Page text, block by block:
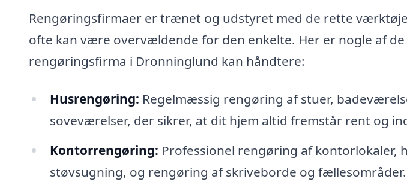
Rengøringsfirmaer er trænet og udstyret med de rette
ofte kan være overvældende for den enkelte. Her er nogle af
rengøringsfirma i Dronninglund kan håndtere:
Husrengøring: Regelmæssig rengøring af stuer,
soveværelser, der sikrer, at dit hjem altid fremstår rent og
Kontorrengøring: Professionel rengøring af kontorlokaler,
støvsugning, og rengøring af skriveborde og fællesområder.